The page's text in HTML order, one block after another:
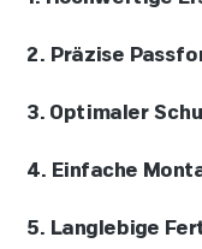
2. Präzise
3. Optimaler
4. Einfache
5. Langlebige